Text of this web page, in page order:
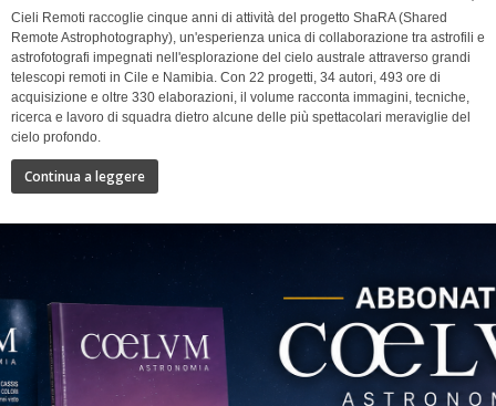
Cieli Remoti raccoglie cinque anni di attività del progetto ShaRA (Shared
Remote Astrophotography), un'esperienza unica di collaborazione tra astrofili e
astrofotografi impegnati nell'esplorazione del cielo australe attraverso grandi
telescopi remoti in Cile e Namibia. Con 22 progetti, 34 autori, 493 ore di
acquisizione e oltre 330 elaborazioni, il volume racconta immagini, tecniche,
ricerca e lavoro di squadra dietro alcune delle più spettacolari meraviglie del
cielo profondo.
Continua a leggere